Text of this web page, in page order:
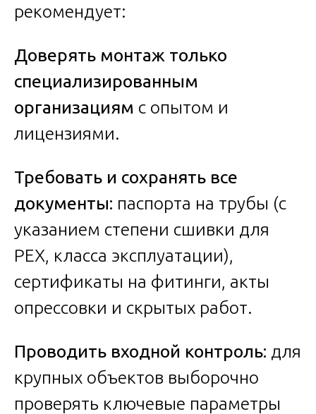
рекомендует:
Доверять монтаж только
специализированным
организациям с опытом и
лицензиями.
Требовать и сохранять все
документы: паспорта на трубы (с
указанием степени сшивки для
PEX, класса эксплуатации),
сертификаты на фитинги, акты
опрессовки и скрытых работ.
Проводить входной контроль: для
крупных объектов выборочно
проверять ключевые параметры